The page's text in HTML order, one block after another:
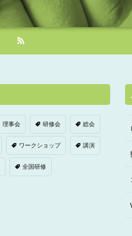
理事会 研修会 総会
ワークショップ 講演
全国研修